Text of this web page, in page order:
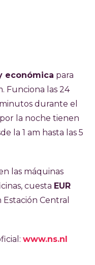
económica para
Funciona las 24
durante el
la noche tienen
la 1 am hasta las 5
las máquinas
cuesta EUR
Central
www.ns.nl